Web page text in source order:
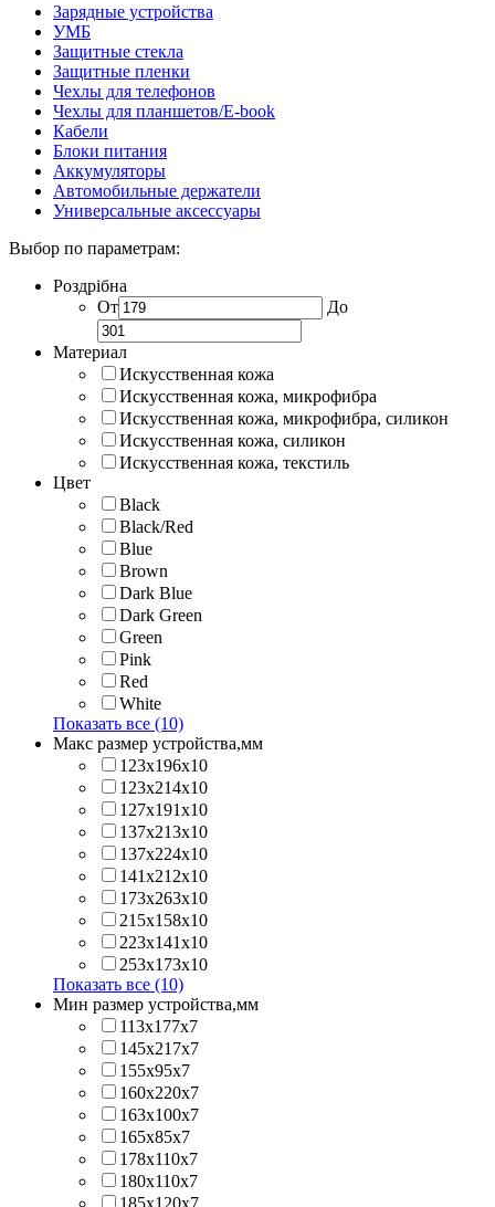
Зарядные устройства
УМБ
Защитные стекла
Защитные пленки
Чехлы для телефонов
Чехлы для планшетов/E-book
Кабели
Блоки питания
Аккумуляторы
Автомобильные держатели
Универсальные аксессуары
Выбор по параметрам:
Роздрібна
От
До
Материал
Искусственная кожа
Искусственная кожа, микрофибра
Искусственная кожа, микрофибра, силикон
Искусственная кожа, силикон
Искусственная кожа, текстиль
Цвет
Black
Black/Red
Blue
Brown
Dark Blue
Dark Green
Green
Pink
Red
White
Показать все (10)
Макс размер устройства,мм
123х196х10
123х214x10
127х191х10
137х213х10
137х224x10
141х212х10
173х263x10
215х158x10
223х141x10
253х173x10
Показать все (10)
Мин размер устройства,мм
113x177x7
145x217x7
155x95x7
160x220x7
163x100x7
165x85x7
178x110x7
180x110x7
185x120x7